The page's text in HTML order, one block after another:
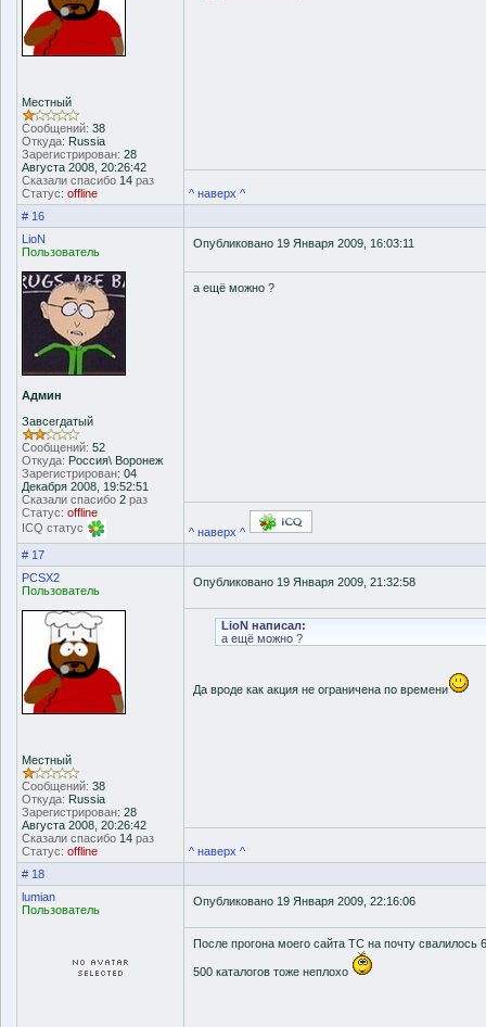
Местный
Сообщений: 38
Откуда: Russia
Зарегистрирован: 28
Августа 2008, 20:26:42
Сказали спасибо 14 раз
Статус: offline
^ наверх ^
# 16
LioN
Пользователь
Админ
Завсегдатый
Сообщений: 52
Откуда: Россия\ Воронеж
Зарегистрирован: 04
Декабря 2008, 19:52:51
Сказали спасибо 2 раз
Статус: offline
ICQ статус
Опубликовано 19 Января 2009, 16:03:11
а ещё можно ?
^ наверх ^
# 17
PCSX2
Пользователь
Местный
Сообщений: 38
Откуда: Russia
Зарегистрирован: 28
Августа 2008, 20:26:42
Сказали спасибо 14 раз
Статус: offline
Опубликовано 19 Января 2009, 21:32:58
LioN написал:
а ещё можно ?
Да вроде как акция не ограничена по времени
^ наверх ^
# 18
lumian
Пользователь
Опубликовано 19 Января 2009, 22:16:06
После прогона моего сайта TC на почту
500 каталогов тоже неплохо